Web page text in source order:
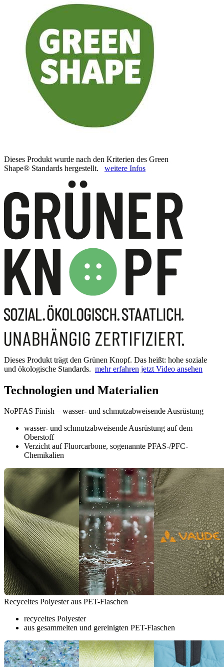
Dieses Produkt wurde nach den Kriterien des Green
Shape® Standards hergestellt. weitere Infos
Dieses Produkt trägt den Grünen Knopf. Das heißt: hohe soziale
und ökologische Standards. mehr erfahren jetzt Video ansehen
Technologien und Materialien
NoPFAS Finish – wasser- und schmutzabweisende Ausrüstung
wasser- und schmutzabweisende Ausrüstung auf dem
Oberstoff
Verzicht auf Fluorcarbone, sogenannte PFAS-/PFC-
Chemikalien
Recyceltes Polyester aus PET-Flaschen
recyceltes Polyester
aus gesammelten und gereinigten PET-Flaschen